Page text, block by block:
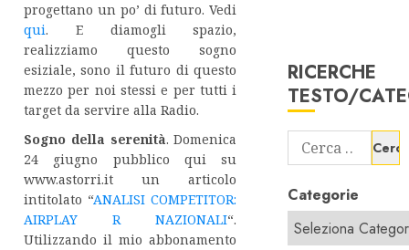
progettano un po’ di futuro. Vedi
qui. E diamogli spazio,
realizziamo questo sogno
esiziale, sono il futuro di questo
mezzo per noi stessi e per tutti i
target da servire alla Radio.
Sogno della serenità. Domenica
24 giugno pubblico qui su
www.astorri.it un articolo
intitolato “ANALISI COMPETITOR:
AIRPLAY R NAZIONALI“.
Utilizzando il mio abbonamento
RICERCHE
TESTO/
Ricerca
per:
Categorie